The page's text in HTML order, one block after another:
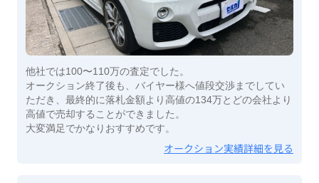
他社では100〜110万の査定でした。
オークション終了後も、バイヤー様へ値段交渉までしてい
ただき、最終的に落札金額より高値の134万とどの会社より
高値で売却することができました。
大変満足でかなりおすすめです。
オークション実績詳細を見る